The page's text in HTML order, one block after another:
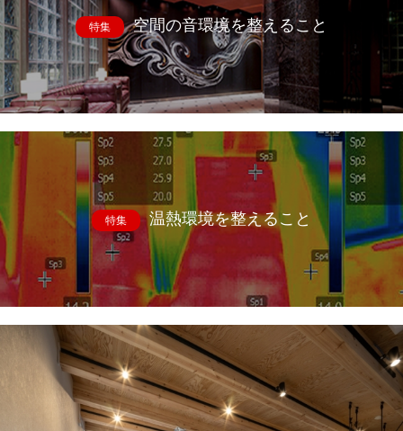
特集 空間の音環境を整えること
特集 温熱環境を整えること